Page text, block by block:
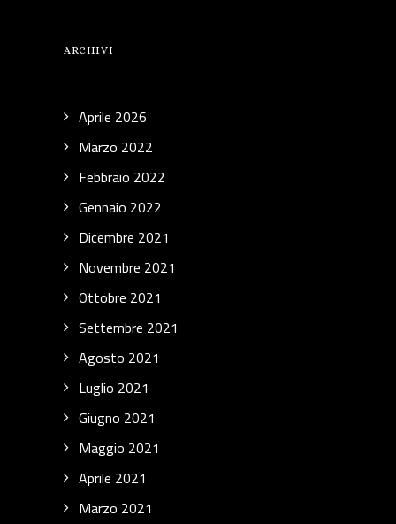
ARCHIVI
Aprile 2026
Marzo 2022
Febbraio 2022
Gennaio 2022
Dicembre 2021
Novembre 2021
Ottobre 2021
Settembre 2021
Agosto 2021
Luglio 2021
Giugno 2021
Maggio 2021
Aprile 2021
Marzo 2021